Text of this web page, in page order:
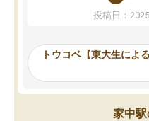
か、オプションは付帯する
事が出来ました。
ーティングを行い、その講
見てから講師を決定する事
す。
うちの子は、初回面談の講
投稿日：
トウコベ【東大生によ
家中